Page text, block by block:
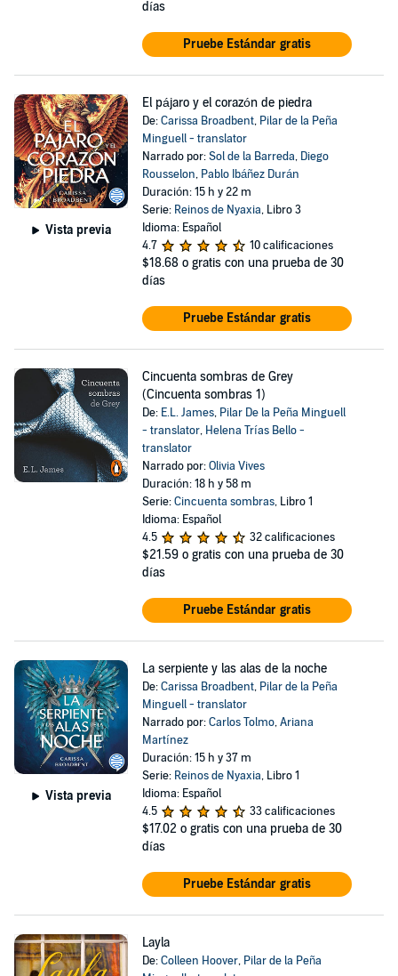
días
Pruebe Estándar gratis
Vista previa
El pájaro y el corazón de piedra
De:Carissa Broadbent, Pilar de la Peña
Minguell - translator
Narrado por:Sol de la Barreda, Diego
Rousselon, Pablo Ibáñez Durán
Duración: 15 h y 22 m
Serie: Reinos de Nyaxia, Libro 3
Idioma: Español
4.7
10 calificaciones
$18.68 o gratis con una prueba de 30
días
Pruebe Estándar gratis
Cincuenta sombras de Grey
(Cincuenta sombras 1)
De: E.L. James, Pilar De la Peña Minguell
- translator, Helena Trías Bello -
translator
Narrado por:Olivia Vives
Duración: 18 h y 58 m
Serie:Cincuenta sombras, Libro 1
Idioma: Español
4.5
32 calificaciones
$21.59 o gratis con una prueba de 30
días
Pruebe Estándar gratis
Vista previa
La serpiente y las alas de la noche
De:Carissa Broadbent, Pilar de la Peña
Minguell - translator
Narrado por:Carlos Tolmo,Ariana
Martínez
Duración: 15 h y 37 m
Serie: Reinos de Nyaxia, Libro 1
Idioma: Español
4.5
33 calificaciones
$17.02 o gratis con una prueba de 30
días
Pruebe Estándar gratis
Layla
De:Colleen Hoover, Pilar de la Peña